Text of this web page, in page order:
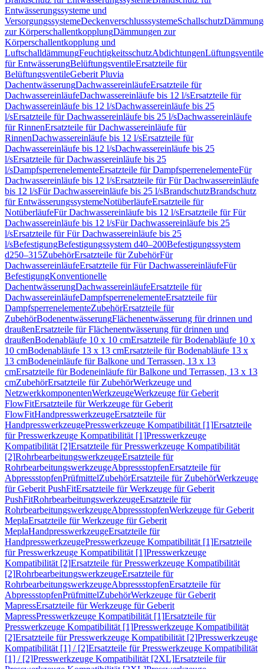
Entwässerungssysteme und
VersorgungssystemeDeckenverschlusssystemeSchallschutz
zur KörperschallentkopplungDämmungen zur
Körperschallentkopplung und
LuftschalldämmungFeuchtigkeitsschutzAbdichtungenLüftungsventile
für EntwässerungBelüftungsventileErsatzteile für
BelüftungsventileGeberit Pluvia
DachentwässerungDachwassereinläufeErsatzteile für
DachwassereinläufeDachwassereinläufe bis 12 l/sErsatzteile für
Dachwassereinläufe bis 12 l/sDachwassereinläufe bis 25
l/sErsatzteile für Dachwassereinläufe bis 25 l/sDachwassereinläufe
für RinnenErsatzteile für Dachwassereinläufe für
RinnenDachwassereinläufe bis 12 l/sErsatzteile für
Dachwassereinläufe bis 12 l/sDachwassereinläufe bis 25
l/sErsatzteile für Dachwassereinläufe bis 25
l/sDampfsperrenelementeErsatzteile für DampfsperrenelementeFür
Dachwassereinläufe bis 12 l/sErsatzteile für Für Dachwassereinläufe
bis 12 l/sFür Dachwassereinläufe bis 25 l/sBrandschutzBrandschutz
für EntwässerungssystemeNotüberläufeErsatzteile für
NotüberläufeFür Dachwassereinläufe bis 12 l/sErsatzteile für Für
Dachwassereinläufe bis 12 l/sFür Dachwassereinläufe bis 25
l/sErsatzteile für Für Dachwassereinläufe bis 25
l/sBefestigungBefestigungssystem d40–200Befestigungssystem
d250–315ZubehörErsatzteile für ZubehörFür
DachwassereinläufeErsatzteile für Für DachwassereinläufeFür
BefestigungKonventionelle
DachentwässerungDachwassereinläufeErsatzteile für
DachwassereinläufeDampfsperrenelementeErsatzteile für
DampfsperrenelementeZubehörErsatzteile für
ZubehörBodenentwässerungFlächenentwässerung für drinnen und
draußenErsatzteile für Flächenentwässerung für drinnen und
draußenBodenabläufe 10 x 10 cmErsatzteile für Bodenabläufe 10 x
10 cmBodenabläufe 13 x 13 cmErsatzteile für Bodenabläufe 13 x
13 cmBodeneinläufe für Balkone und Terrassen, 13 x 13
cmErsatzteile für Bodeneinläufe für Balkone und Terrassen, 13 x 13
cmZubehörErsatzteile für ZubehörWerkzeuge und
NetzwerkkomponentenWerkzeugeWerkzeuge für Geberit
FlowFitErsatzteile für Werkzeuge für Geberit
FlowFitHandpresswerkzeugeErsatzteile für
HandpresswerkzeugePresswerkzeuge Kompatibilität [1]Ersatzteile
für Presswerkzeuge Kompatibilität [1]Presswerkzeuge
Kompatibilität [2]Ersatzteile für Presswerkzeuge Kompatibilität
[2]RohrbearbeitungswerkzeugeErsatzteile für
RohrbearbeitungswerkzeugeAbpressstopfenErsatzteile für
AbpressstopfenPrüfmittelZubehörErsatzteile für ZubehörWerkzeuge
für Geberit PushFitErsatzteile für Werkzeuge für Geberit
PushFitRohrbearbeitungswerkzeugeErsatzteile für
RohrbearbeitungswerkzeugeAbpressstopfenWerkzeuge für Geberit
MeplaErsatzteile für Werkzeuge für Geberit
MeplaHandpresswerkzeugeErsatzteile für
HandpresswerkzeugePresswerkzeuge Kompatibilität [1]Ersatzteile
für Presswerkzeuge Kompatibilität [1]Presswerkzeuge
Kompatibilität [2]Ersatzteile für Presswerkzeuge Kompatibilität
[2]RohrbearbeitungswerkzeugeErsatzteile für
RohrbearbeitungswerkzeugeAbpressstopfenErsatzteile für
AbpressstopfenPrüfmittelZubehörWerkzeuge für Geberit
MapressErsatzteile für Werkzeuge für Geberit
MapressPresswerkzeuge Kompatibilität [1]Ersatzteile für
Presswerkzeuge Kompatibilität [1]Presswerkzeuge Kompatibilität
[2]Ersatzteile für Presswerkzeuge Kompatibilität [2]Presswerkzeuge
Kompatibilität [1] / [2]Ersatzteile für Presswerkzeuge Kompatibilität
[1] / [2]Presswerkzeuge Kompatibilität [2XL]Ersatzteile für